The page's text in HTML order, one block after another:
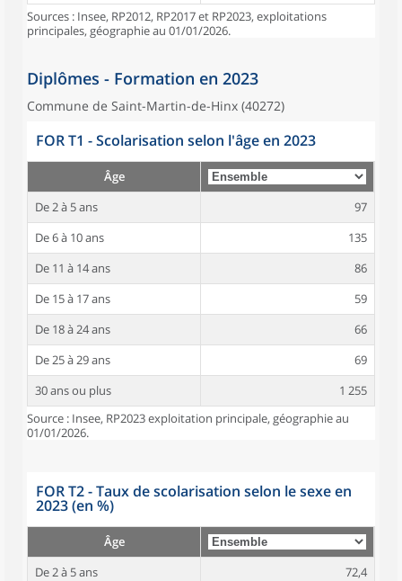
Sources : Insee, RP2012, RP2017 et RP2023, exploitations
principales, géographie au 01/01/2026.
Diplômes - Formation en 2023
Commune de Saint-Martin-de-Hinx (40272)
FOR T1 - Scolarisation selon l'âge en 2023
Âge
De 2 à 5 ans
97
De 6 à 10 ans
135
De 11 à 14 ans
86
De 15 à 17 ans
59
De 18 à 24 ans
66
De 25 à 29 ans
69
30 ans ou plus
1 255
Source : Insee, RP2023 exploitation principale, géographie au
01/01/2026.
FOR T2 - Taux de scolarisation selon le sexe en
2023 (en %)
Âge
De 2 à 5 ans
72,4